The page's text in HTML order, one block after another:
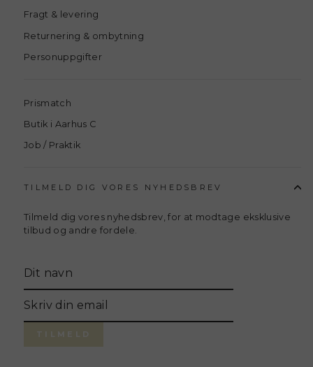
Fragt & levering
Returnering & ombytning
Personuppgifter
Prismatch
Butik i Aarhus C
Job / Praktik
TILMELD DIG VORES NYHEDSBREV
Tilmeld dig vores nyhedsbrev, for at modtage eksklusive
tilbud og andre fordele.
missing:
sv.general.newsletter_form.newsletter_name
din
email
TILMELD